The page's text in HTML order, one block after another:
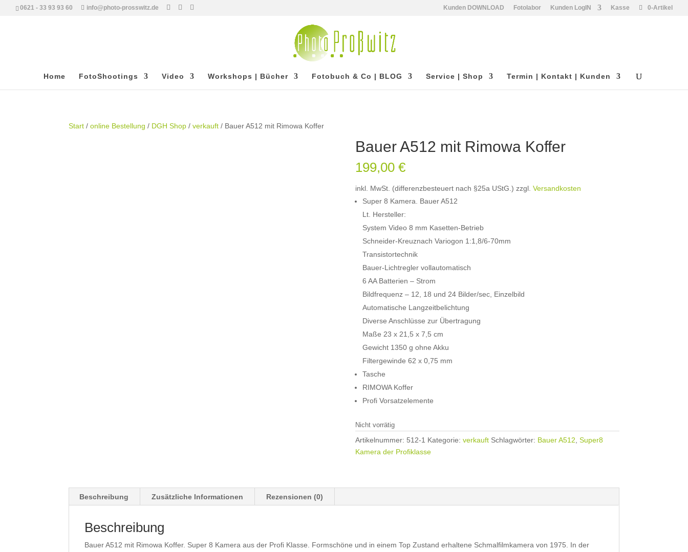
0621 - 33 93 93 60 info@photo-prosswitz.de Kunden DOWNLOAD Fotolabor Kunden LogIN Kasse 0-Artikel
Home FotoShootings Video Workshops | Bücher Fotobuch & Co | BLOG Service | Shop Termin | Kontakt | Kunden
Start /online Bestellung / DGH Shop /verkauft / Bauer A512 mit Rimowa Koffer
Bauer A512 mit Rimowa Koffer
199,00 €
inkl. MwSt. (differenzbesteuert nach §25a UStG.) zzgl. Versandkosten
Super 8 Kamera. Bauer A512
Lt. Hersteller:
System Video 8 mm Kasetten-Betrieb
Schneider-Kreuznach Variogon 1:1,8/6-70mm
Transistortechnik
Bauer-Lichtregler vollautomatisch
6 AA Batterien – Strom
Bildfrequenz – 12, 18 und 24 Bilder/sec, Einzelbild
Automatische Langzeitbelichtung
Diverse Anschlüsse zur Übertragung
Maße 23 x 21,5 x 7,5 cm
Gewicht 1350 g ohne Akku
Filtergewinde 62 x 0,75 mm
Tasche
RIMOWA Koffer
Profi Vorsatzelemente
Nicht vorrätig
Artikelnummer: 512-1 Kategorie: verkauft Schlagwörter: Bauer A512 Super8
Kamera der Profiklasse
Beschreibung Zusätzliche Informationen Rezensionen (0)
Beschreibung
Bauer A512 mit Rimowa Koffer. Super 8 Kamera aus der Profi Klasse. Formschöne und in einem Top Zustand erhaltene Schmalfilmkamera von 1975. In der